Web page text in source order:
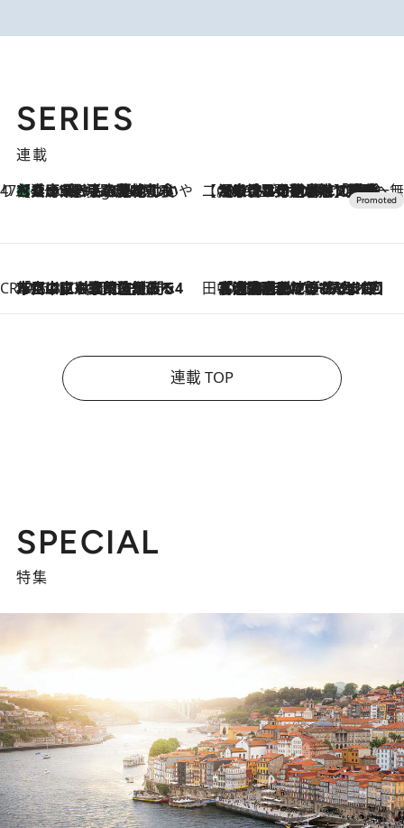
SERIES
連載
47都道府県の手みやげ ひんやりスイーツで夏を満喫
8 Hours Ago
【兵庫県】この夏絶対食べたい 冷やしておいしいおやつ3選 淡路島の恵みをジェラートに集約 【CREA×星野リゾート】唯一無二。癒しと発見が待つ場所へ
2026.8.7
【トンボの足水浴】ヒノキの香りに包まれて涼感マックス！約13℃の湧水かけ流しを避暑地「星野温泉 トンボの湯」で体験
CREA'S CHOICE
2026.8.7
「立川にも歌舞伎があるんだよ」 片岡仁左衛門・市川中車ら豪華座組みで4年目の立川立飛歌舞伎へ 田中稲の勝手に再ブーム
2026.8.7
「湘南乃風に憧れて」観客大盛上がりの“タオル回し”に、ラッパー顔負けの高速歌唱まで…さだまさし（74）のアグレッシブすぎる現在地
連載 TOP
SPECIAL
特集